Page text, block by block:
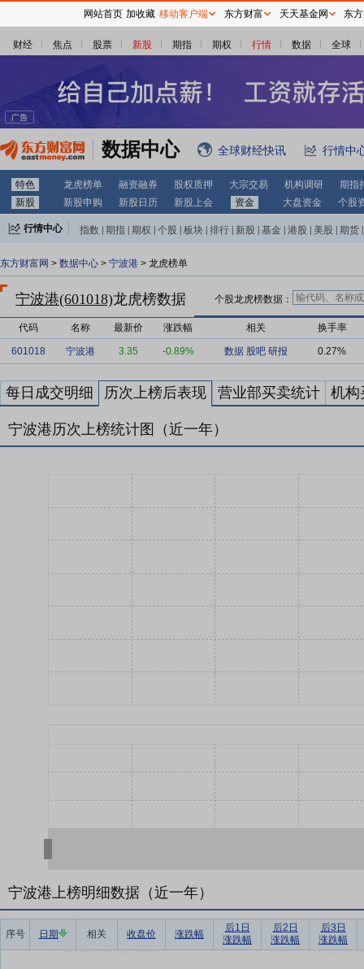
财经 焦点 股票 新股 期指 期权 行情 数据 全球
数据中心 全球财经快讯 行情中
特色 龙虎榜单 融资融券 股权质押 大宗交易 机构调研
期指
新股
新股申购 新股日历 新股上会 资金 大盘资金 个股
行情中心 指数 期指 期权 个股 板块 排行 新股 基金 港股 美股 期货
东方财富网 > 数据中心 > 宁波港 > 龙虎榜单
宁波港(601018)龙虎榜数据 个股龙虎榜数据：
代码 名称 最新价 涨跌幅 相关 换手率
601018 宁波港 3.35 -0.89% 数据 股吧 研报 0.27%
每日成交明细 历次上榜后表现 营业部买卖统计 机构
宁波港历次上榜统计图（近一年）
宁波港上榜明细数据（近一年）
序号 日期 相关 收盘价 涨跌幅
后1日
涨跌幅
后2日
涨跌幅
后3日
涨跌幅
网站首页 加收藏 移动客户端 东方财富 天天基金网 东